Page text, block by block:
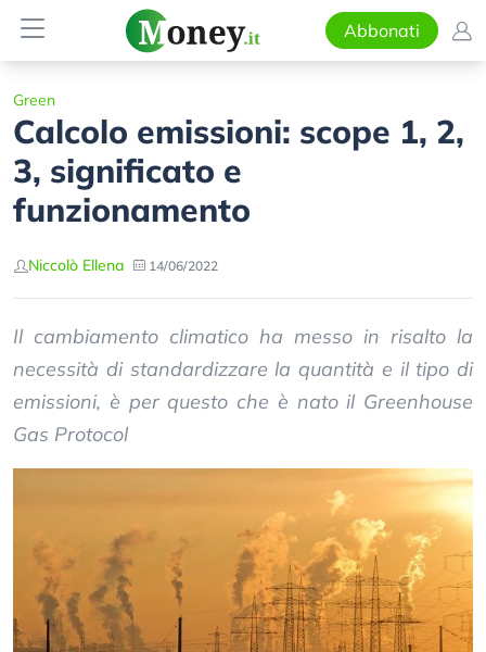
Abbonati
Green
Calcolo emissioni: scope 1, 2,
3, significato e
funzionamento
Niccolò Ellena 14/06/2022
Il cambiamento climatico ha messo in risalto la
necessità di standardizzare la quantità e il tipo di
emissioni, è per questo che è nato il Greenhouse
Gas Protocol